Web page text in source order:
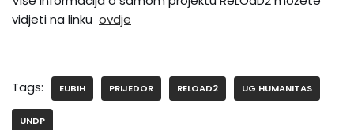
vidjeti na linku ovdje
Tags: EUBIH PRIJEDOR RELOAD2 UG HUMANITAS
UNDP